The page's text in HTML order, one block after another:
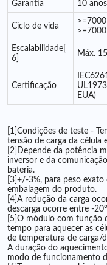
Garantia 10 anos
Ciclo de vida
Escalabilidade[
6]
Máx.
Certificação
EUA)
[1]Condições de teste -
tensão de carga da célula
[2]Depende da potência
inversor e da
bateria.
[3]+/-3%, para peso
embalagem do produto.
[4]A redução da carga
descarga ocorre entre -
[5]O módulo com função
tempo para aquecer as
de temperatura de carga/
A duração do
modo de funcionamento